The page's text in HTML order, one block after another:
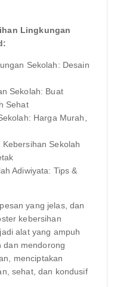
Lingkungan
Sekolah: Desain
Sekolah: Buat
Sehat
Harga Murah,
Sekolah
Adiwiyata: Tips &
yang jelas, dan
kebersihan
alat yang ampuh
dan mendorong
menciptakan
sehat, dan kondusif